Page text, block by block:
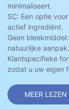
minimaliseert.
SC: Een optie
actief ingrediënt.
Geen
natuurlijke aanpak.
Klantspecifieke
zodat u uw eigen
MEER LEZEN